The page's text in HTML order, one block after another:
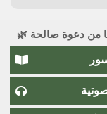
من دعوة صالحة 🌿